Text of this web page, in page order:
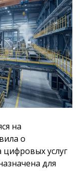
на
о
цифровых услуг
для